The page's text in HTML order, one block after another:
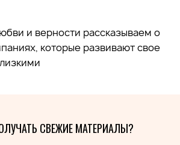
и верности рассказываем о
которые развивают свое
СВЕЖИЕ МАТЕРИАЛЫ?